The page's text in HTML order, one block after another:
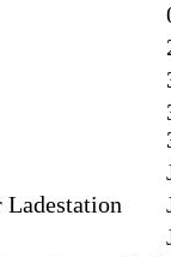
Ladestation